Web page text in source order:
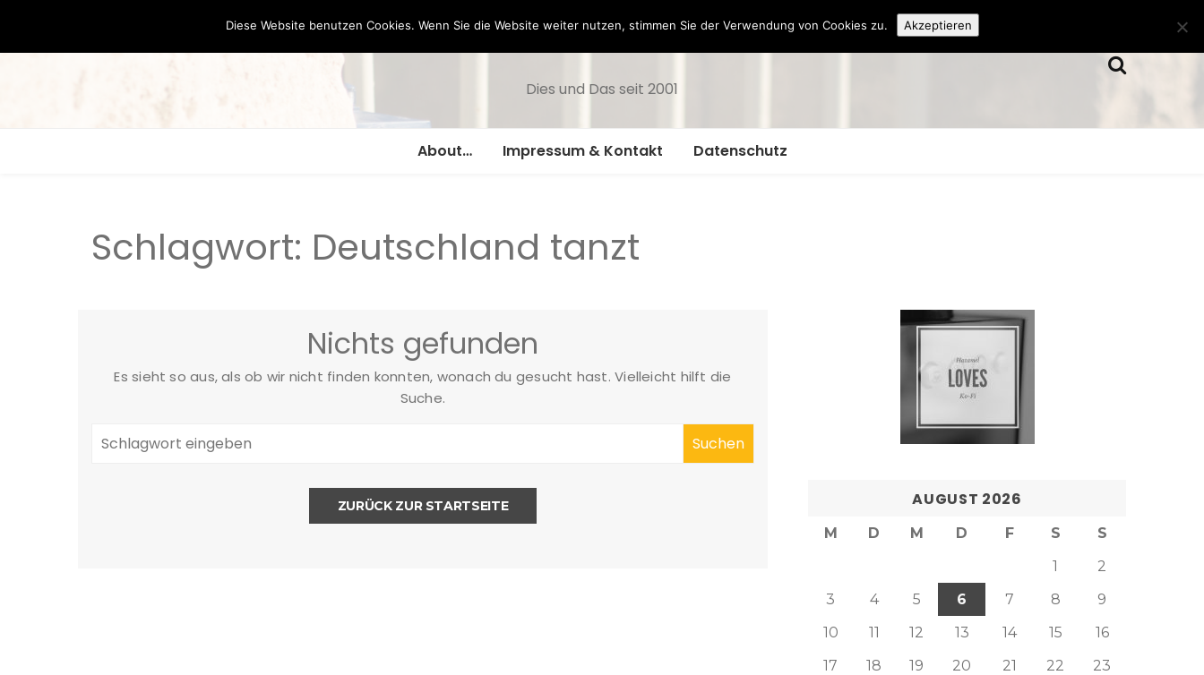
Hazamelistan
Dies und Das seit 2001
About… Impressum & Kontakt Datenschutz
Schlagwort: Deutschland tanzt
Nichts gefunden
Es sieht so aus, als ob wir nicht finden konnten, wonach du gesucht hast. Vielleicht hilft die
Suche.
ZURÜCK ZUR STARTSEITE AUGUST 2026
M D M D F S
S
1
2
3
4 5 6 7 8
9
10
11 12 13 14 15
16
17
18 19 20 21 22
23
Diese Website benutzen Cookies. Wenn Sie die Website weiter nutzen, stimmen Sie der Verwendung von Cookies zu. Akzeptieren